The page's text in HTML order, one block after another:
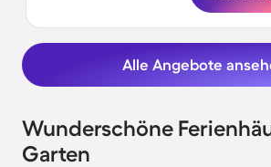
Alle Angebote
Wunderschöne
Garten